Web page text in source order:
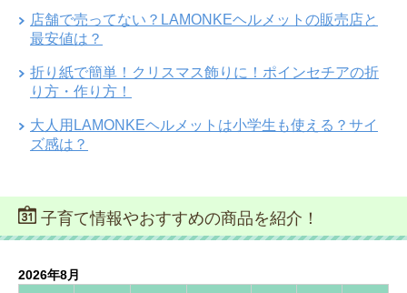
店舗で売ってない？LAMONKEヘルメットの販売店と
最安値は？
折り紙で簡単！クリスマス飾りに！ポインセチアの折
り方・作り方！
大人用LAMONKEヘルメットは小学生も使える？サイ
ズ感は？
子育て情報やおすすめの商品を紹介！
2026年8月